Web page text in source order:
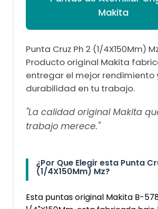
Makita
Punta Cruz Ph 2 (1/4X150Mm)
Producto original Makita
entregar el mejor rendimiento
durabilidad en tu trabajo.
"La calidad original Makita
trabajo merece."
¿Por Que Elegir esta Punta
(1/4X150Mm) Mz?
Esta puntas original Makita B-